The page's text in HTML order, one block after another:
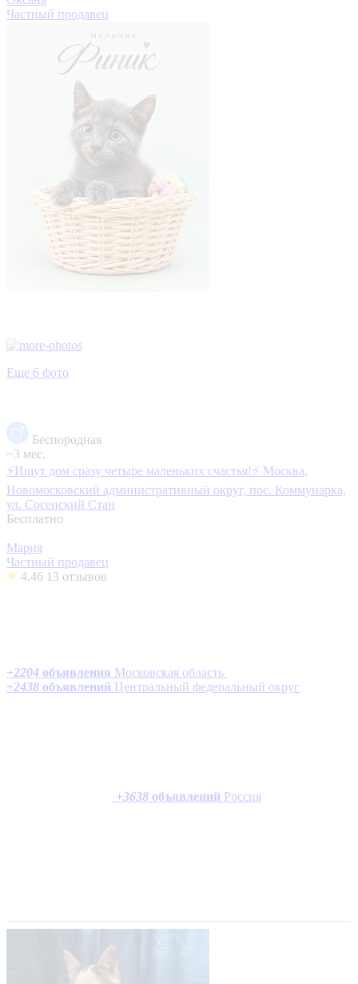
Частный продавец
Еще 6 фото
Беспородная
~3 мес.
⚡️Ищут дом сразу четыре маленьких счастья!⚡️ Москва,
Новомосковский административный округ, пос. Коммунарка,
ул. Сосенский Стан
Бесплатно
Мария
Частный продавец
4.46 13 отзывов
+2204 объявления Московская область
+2438 объявлений Центральный федеральный округ
+3638 объявлений Россия